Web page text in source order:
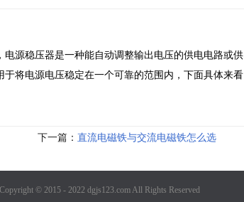
源稳压器是一种能自动调整输出电压的供电电路或供
将电源电压稳定在一个可靠的范围内，下面具体来看
下一篇： 直流电磁铁与交流电磁铁怎么选
Copyright © 2015 - 2022 dgjs123.com All Rights Reserved